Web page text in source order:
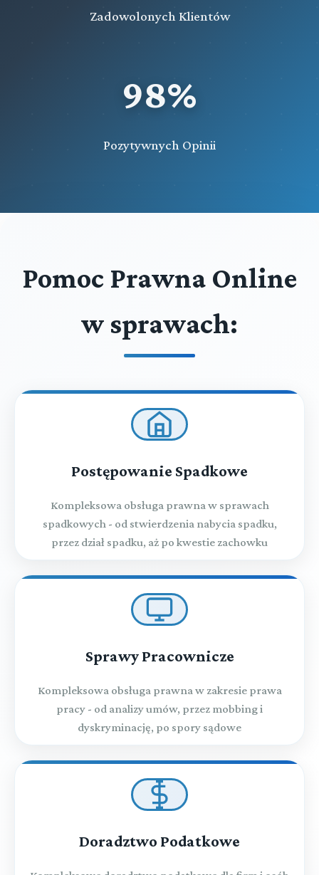
Zadowolonych Klientów
98%
Pozytywnych Opinii
Pomoc Prawna Online
w sprawach:
Postępowanie Spadkowe
Kompleksowa obsługa prawna w sprawach
spadkowych - od stwierdzenia nabycia spadku,
przez dział spadku, aż po kwestie zachowku
Sprawy Pracownicze
Kompleksowa obsługa prawna w zakresie prawa
pracy - od analizy umów, przez mobbing i
dyskryminację, po spory sądowe
Doradztwo Podatkowe